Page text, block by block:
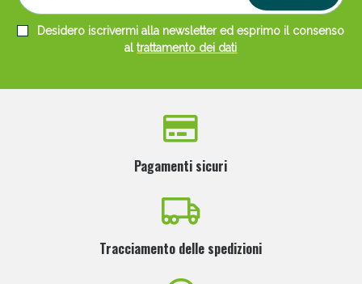
Desidero iscrivermi alla newsletter ed esprimo il consenso
altrattamento dei dati
Pagamenti sicuri
Tracciamento delle spedizioni